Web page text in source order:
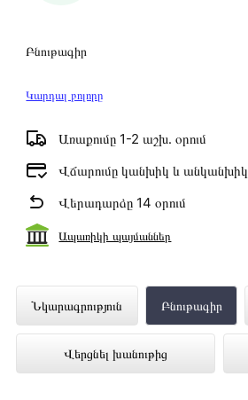
Բնութագիր
Կարդալ բոլորը
Առաքումը 1-2 աշխ․ օրում
Վճարումը կանխիկ և անկանխիկ
Վերադարձը 14 օրում
Ապառիկի պայմաններ
Նկարագրություն Բնութագիր
Վերցնել խանութից
Սմարթ հեռախոս APPLE
128GB (STARLIGHT)
ներկայացված է